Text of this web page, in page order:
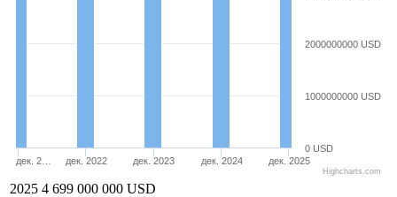
дек. 2… дек. 2022 дек. 2023 дек. 2024 дек. 2025
0 USD
1000000000 USD
2000000000 USD
Highcharts.com
2025 4 699 000 000 USD